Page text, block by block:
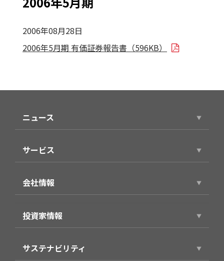
2006年08月28日
2006年5月期 有価証券報告書（596KB）
ニュース
サービス
スマホアプリ（個人向け）
製品・サービス（法人向け）
事例紹介
会社情報
代表ごあいさつ
役員プロフィール
投資家情報
経営方針
サステナビリティ